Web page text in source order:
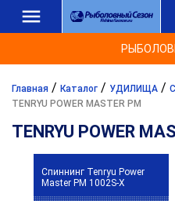
Главная / Каталог / УДИЛИЩА /
TENRYU POWER MASTER PM
TENRYU POWER
Спиннинг Tenryu Power
Master PM 1002S-X